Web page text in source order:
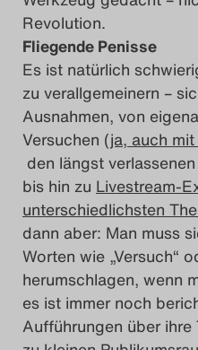
Revolution.
Fliegende Penisse
Es ist natürlich
zu verallgemeinern –
Ausnahmen, von
Versuchen (ja, auch
den längst
bis hin zu Livestream-
unterschiedlichsten
dann aber: Man muss
Worten wie „Versuch“
herumschlagen, wenn
es ist immer noch
Aufführungen über ihre